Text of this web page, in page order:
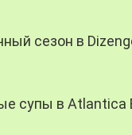
сезон в
супы в Atlantica